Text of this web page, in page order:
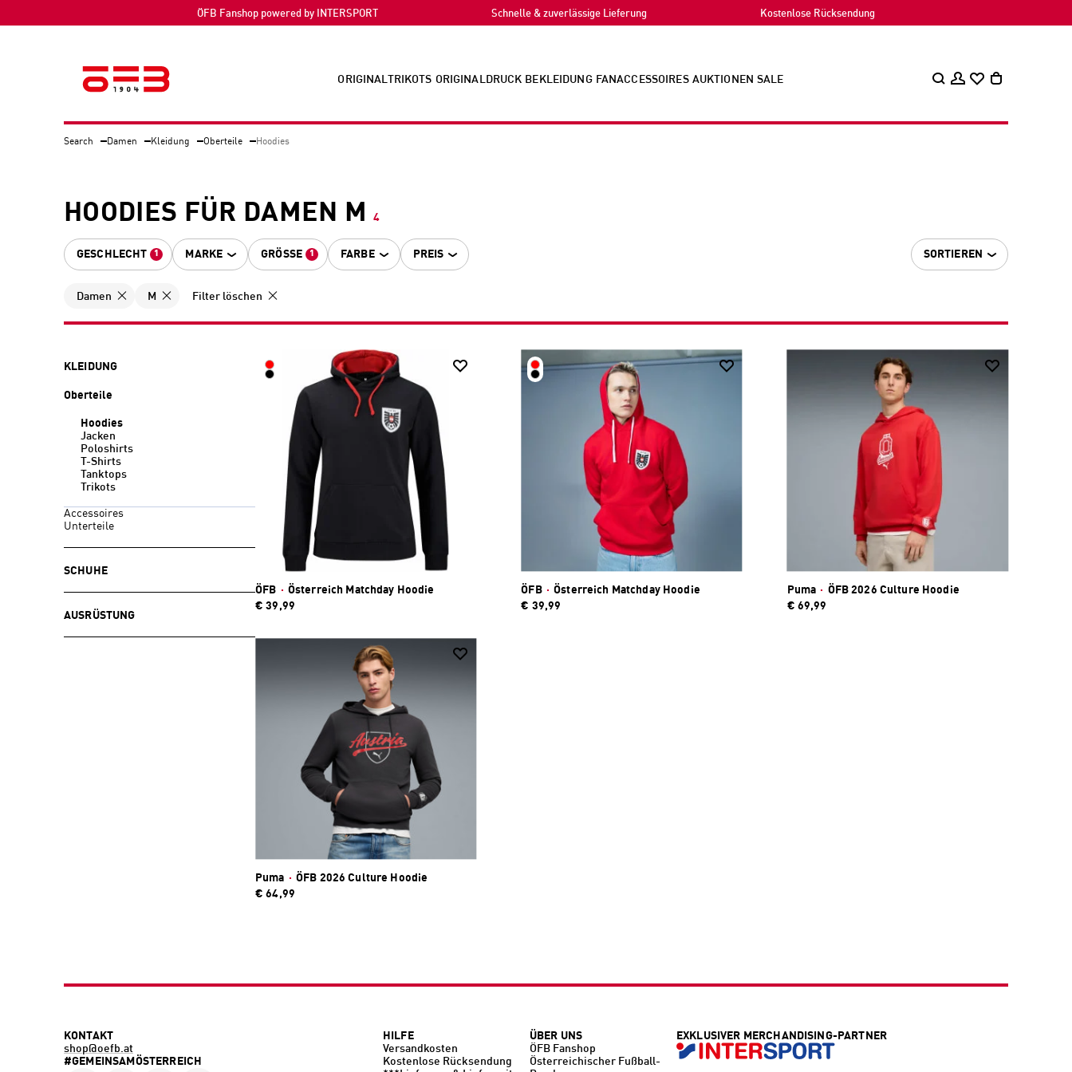
ÖFB Fanshop powered by INTERSPORT Schnelle & zuverlässige Lieferung Kostenlose Rücksendung
ORIGINALTRIKOTS ORIGINALDRUCK BEKLEIDUNG FANACCESSOIRES AUKTIONEN SALE
Search Damen Kleidung Oberteile Hoodies
HOODIES FÜR DAMEN M 4
GESCHLECHT 1 MARKE GRÖSSE 1 FARBE PREIS SORTIEREN
Damen M Filter löschen
KLEIDUNG
Oberteile
Hoodies
Jacken
Poloshirts
T-Shirts
Tanktops
Trikots
Accessoires
Unterteile
SCHUHE
AUSRÜSTUNG
ÖFB · Österreich Matchday Hoodie
€ 39,99
ÖFB · Österreich Matchday Hoodie
€ 39,99
Puma · ÖFB 2026 Culture Hoodie
€ 69,99
Puma · ÖFB 2026 Culture Hoodie
€ 64,99
KONTAKT
shop@oefb.at
#GEMEINSAMÖSTERREICH
HILFE
Versandkosten
Kostenlose Rücksendung
ÜBER UNS
ÖFB Fanshop
Österreichischer Fußball-
EXKLUSIVER MERCHANDISING-PARTNER